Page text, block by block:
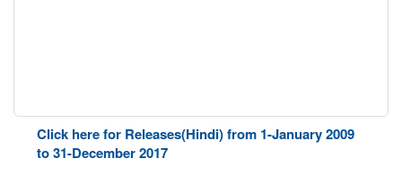
Click here for Releases(Hindi) from 1-January 2009
to 31-December 2017